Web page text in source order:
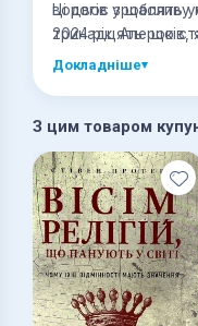
ворогів у
тринадцять років,
головне — як
Ці двоє зроблять
2024 рік. Але що
Докладніше▾
З цим товаром